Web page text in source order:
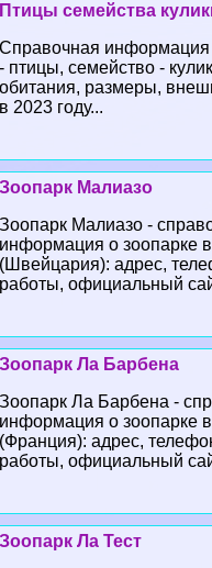
Птицы семейства
Справочная
- птицы, семейство -
обитания, размеры,
в 2023 году...
Зоопарк Малиазо
Зоопарк Малиазо -
информация о зоопарке
(Швейцария): адрес,
работы, официальный
Зоопарк Ла Барбена
Зоопарк Ла Барбена -
информация о зоопарке
(Франция): адрес,
работы, официальный
Зоопарк Ла Тест